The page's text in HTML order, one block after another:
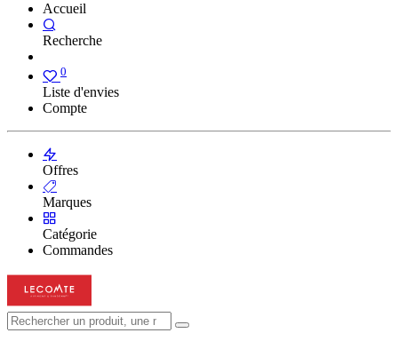
Accueil
Recherche
0
Liste d'envies
Compte
Offres
Marques
Catégorie
Commandes